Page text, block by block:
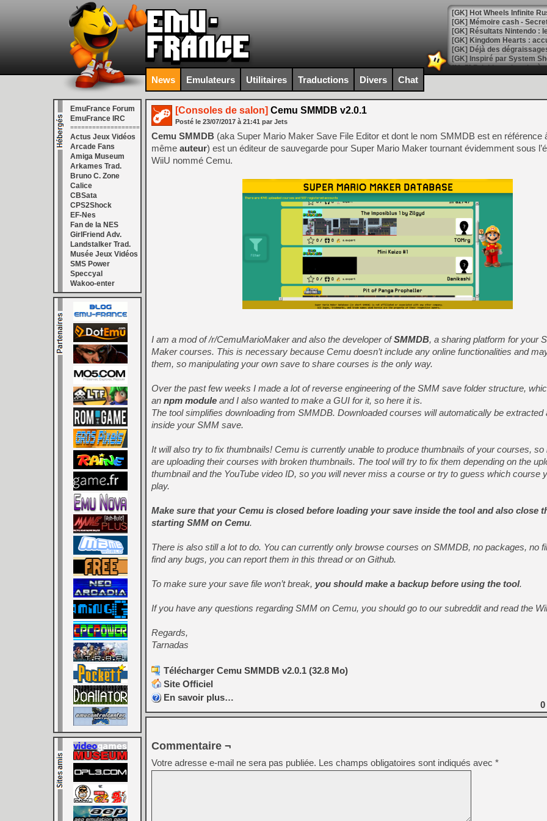
[GK] Hot Wheels Infinite
[GK] Mémoire cash -
[GK] Résultats Nintendo :
[GK] Déjà des
[Mo5] Brickboy cherche à
[GK] Minecraft et ses «
[GK] Beast of
[GK] Ubisoft : fin de partie
[GK] Mémoire cash -
[GK] Dan Houser (GTA)
[GK] Comment EA Sports
[GK] Crimson Moon : un
[GK] Isle of Reveries : le
[GK] Moonlighter 2 : The
[GK] Capcom relance
[Mo5] Deux inédits du
[GK] Le beat'em up The
[GK] Endless Legend 2 :
[LS] [PS5] Le WebKit
[GK] Oubliez Crazy Taxi,
[LS] [Switch] NSZ 5.0.0
[GK] No More Room in
[GK] Un chatbot Atelier
[GK] Mémoire cash -
[GK] Nvidia : le prix des
[GK] Suikoden Star Leap
[Mo5] La mini borne
[GK] Le studio de FIFA
[GK] La PlayStation 1 en
[GK] GTA 6 : Rockstar
News Emulateurs Utilitaires Traductions Divers Chat
EmuFrance Forum
EmuFrance IRC
===================
Actus Jeux Vidéos
Arcade Fans
Amiga Museum
Arkames Trad.
Bruno C. Zone
Calice
CBSata
CPS2Shock
EF-Nes
Fan de la NES
GirlFriend Adv.
Landstalker Trad.
Musée Jeux Vidéos
SMS Power
Speccyal
Wakoo-enter
[Consoles de salon] Cemu SMMDB v2.0.1
Posté le 23/07/2017 à 21:41 par Jets
Cemu SMMDB (aka Super Mario Maker Save File Editor et dont le nom SMMDB est en référence
même auteur) est un éditeur de sauvegarde pour Super Mario Maker tournant évidemment sous
WiiU nommé Cemu.
I am a mod of /r/CemuMarioMaker and also the developer ofSMMDB, a sharing platform for your
Maker courses. This is necessary because Cemu doesn’t include any online functionalities and
them, so manipulating your own save to share courses is the only way.
Over the past few weeks I made a lot of reverse engineering of the SMM save folder structure,
an npm module and I also wanted to make a GUI for it, so here it is.
The tool simplifies downloading from SMMDB. Downloaded courses will automatically be extracted
inside your SMM save.
It will also try to fix thumbnails! Cemu is currently unable to produce thumbnails of your courses, so
are uploading their courses with broken thumbnails. The tool will try to fix them depending on the
thumbnail and the YouTube video ID, so you will never miss a course or try to guess which course
play.
Make sure that your Cemu is closed before loading your save inside the tool and also close
starting SMM on Cemu.
There is also still a lot to do. You can currently only browse courses on SMMDB, no packages, no
find any bugs, you can report them in this thread or on Github.
To make sure your save file won’t break, you should make a backup before using the tool.
If you have any questions regarding SMM on Cemu, you should go to our subreddit and read the
Regards,
Tarnadas
Télécharger Cemu SMMDB v2.0.1 (32.8 Mo)
Site Officiel
En savoir plus…
0
Commentaire ¬
Votre adresse e-mail ne sera pas publiée. Les champs obligatoires sont indiqués avec *